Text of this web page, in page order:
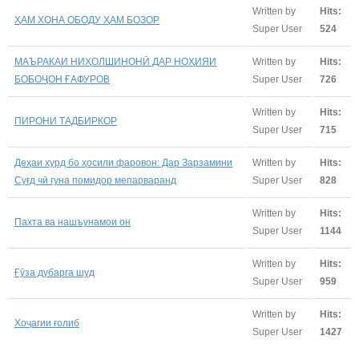
ҲАМ ХОНА ОБОДУ ҲАМ БОЗОР
Written by
Super User
Hits:
524
МАЪРАКАИ НИҲОЛШИНОНӢ ДАР НОҲИЯИ
БОБОҶОН ҒАФУРОВ
Written by
Super User
Hits:
726
ПИРОНИ ТАДБИРКОР
Written by
Super User
Hits:
715
Деҳаи хурд бо ҳосили фаровон: Дар Зарзамини
Суғд чӣ гуна помидор мепарваранд
Written by
Super User
Hits:
828
Пахта ва нашъунамои он
Written by
Super User
Hits:
1144
Ғӯза дубарга шуд
Written by
Super User
Hits:
959
Хоҷагии ғолиб
Written by
Super User
Hits:
1427